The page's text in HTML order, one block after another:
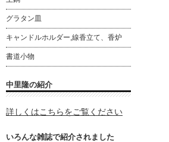
グラタン皿
キャンドルホルダー,線香立て、香炉
書道小物
中里隆の紹介
詳しくはこちらをご覧ください
いろんな雑誌で紹介されました